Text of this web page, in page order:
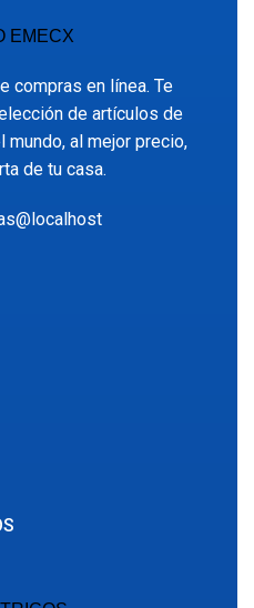
compras en línea. Te
de artículos de
al mejor precio,
de tu casa.